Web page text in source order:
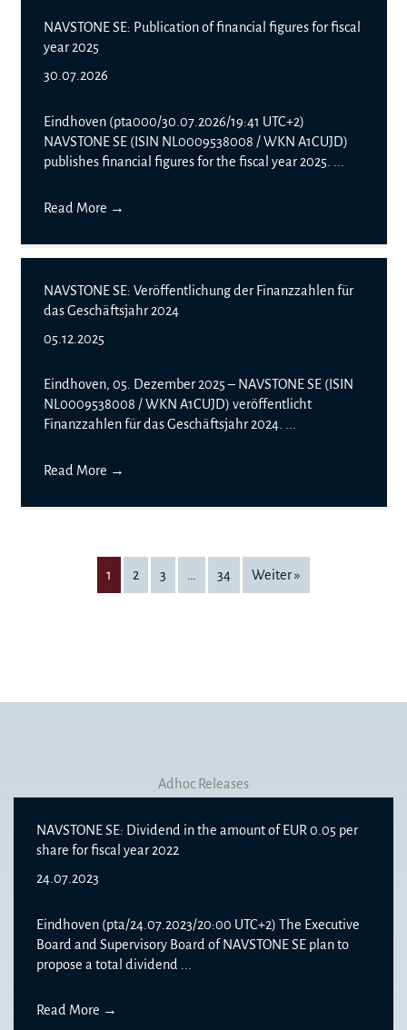
NAVSTONE SE: Publication of financial figures for fiscal
year 2025
30.07.2026
Eindhoven (pta000/30.07.2026/19:41 UTC+2)
NAVSTONE SE (ISIN NL0009538008 / WKN A1CUJD)
publishes financial figures for the fiscal year 2025. ...
Read More →
NAVSTONE SE: Veröffentlichung der Finanzzahlen für
das Geschäftsjahr 2024
05.12.2025
Eindhoven, 05. Dezember 2025 – NAVSTONE SE (ISIN
NL0009538008 / WKN A1CUJD) veröffentlicht
Finanzzahlen für das Geschäftsjahr 2024. ...
Read More →
1 2 3 34 Weiter »
Adhoc Releases
NAVSTONE SE: Dividend in the amount of EUR 0.05 per
share for fiscal year 2022
24.07.2023
Eindhoven (pta/24.07.2023/20:00 UTC+2) The Executive
Board and Supervisory Board of NAVSTONE SE plan to
propose a total dividend ...
Read More →